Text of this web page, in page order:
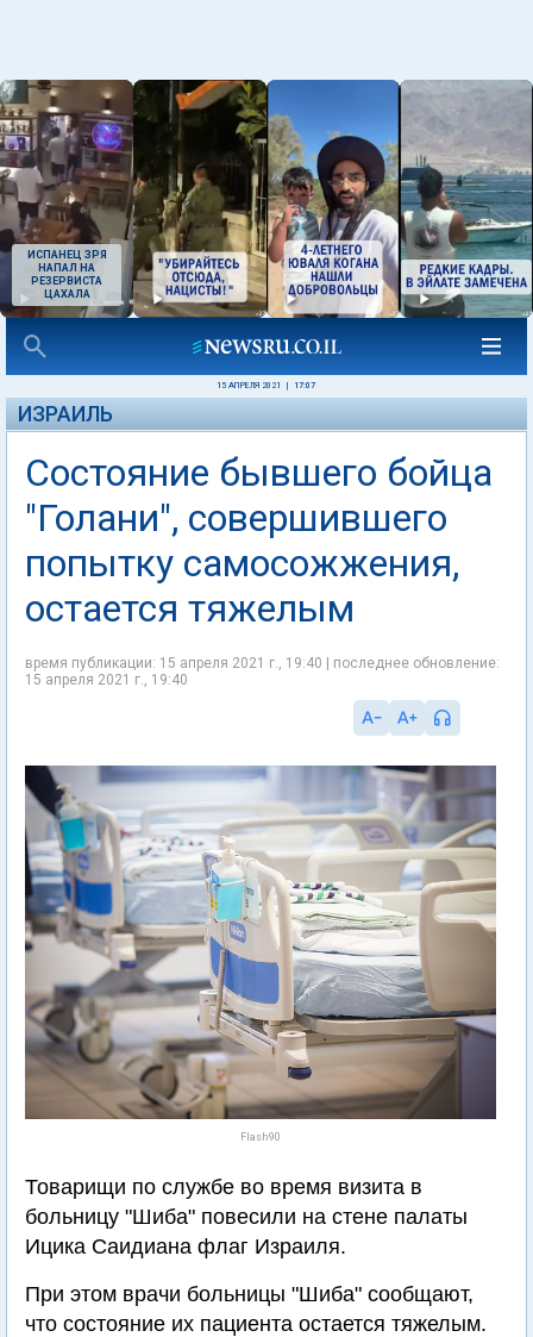
ИСПАНЕЦ ЗРЯ
НАПАЛ НА
РЕЗЕРВИСТА
ЦАХАЛА
15 АПРЕЛЯ 2021 17:07
ИЗРАИЛЬ
Состояние бывшего бойца
"Голани", совершившего
попытку самосожжения,
остается тяжелым
время публикации: 15 апреля 2021 г., 19:40 | последнее обновление:
15 апреля 2021 г., 19:40
Flash90
Товарищи по службе во время визита в
больницу "Шиба" повесили на стене палаты
Ицика Саидиана флаг Израиля.
При этом врачи больницы "Шиба" сообщают,
что состояние их пациента остается тяжелым.